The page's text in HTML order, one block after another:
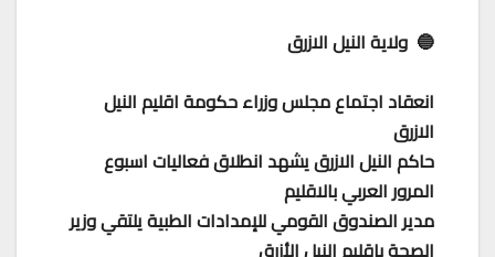
🔵 ولاية النيل الازرق
انعقاد اجتماع مجلس وزراء حكومة اقليم النيل
الازرق
حاكم النيل الازرق يشهد انطلاق فعاليات اسبوع
المرور العربي بالاقليم
مدير الصندوق القومي للإمدادات الطبية يلتقي وزير
الصحة بإقليم النيل الأزرق